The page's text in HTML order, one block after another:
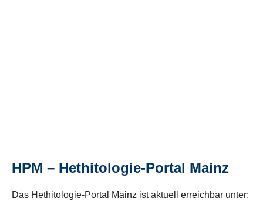
HPM – Hethitologie-Portal Mainz
Das Hethitologie-Portal Mainz ist aktuell erreichbar unter: